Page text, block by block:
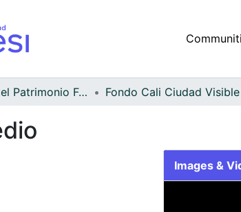
Archivo del Patrimonio Fotográfico y Fílmico del Valle del Cauca Fondo Cali Ciudad Visible
Images &